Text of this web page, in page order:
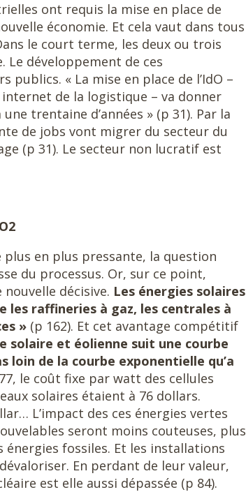
ont requis la mise en place de
économie. Et cela vaut dans tous
le court terme, les deux ou trois
Le développement de ces
« La mise en place de l’IdO –
de la logistique – va donner
trentaine d’années » (p 31). Par la
de jobs vont migrer du secteur du
(p 31). Le secteur non lucratif est
en plus pressante, la question
du processus. Or, sur ce point,
décisive. Les énergies solaires
les raffineries à gaz, les centrales à
» (p 162). Et cet avantage compétitif
solaire et éolienne suit une courbe
de la courbe exponentielle qu’a
le coût fixe par watt des cellules
solaires étaient à 76 dollars.
L’impact des ces énergies vertes
seront moins couteuses, plus
fossiles. Et les installations
En perdant de leur valeur,
est elle aussi dépassée (p 84).